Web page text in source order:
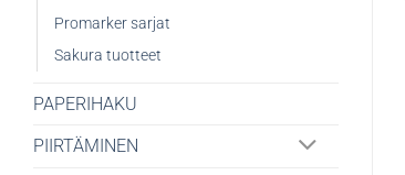
Promarker sarjat
Sakura tuotteet
PAPERIHAKU
PIIRTÄMINEN